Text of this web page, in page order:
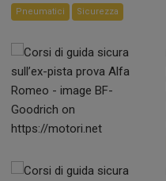
Pneumatici Sicurezza